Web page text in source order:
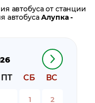
ПТ СБ ВС
1 2
автобуса от станции
автобусаАлупка -
Алупка